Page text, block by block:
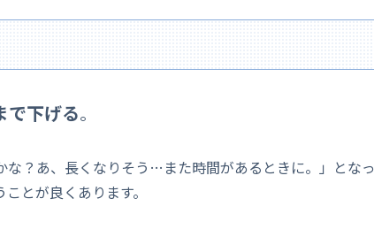
で下げる。
な？あ、長くなりそう…また時間があるときに。」となっ
とが良くあります。